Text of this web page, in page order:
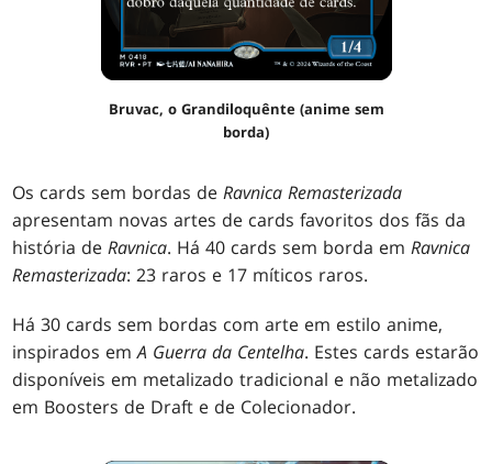
Bruvac, o Grandiloquênte (anime sem
borda)
Os cards sem bordas deRavnica Remasterizada
apresentam novas artes de cards favoritos dos fãs da
história deRavnica. Há 40 cards sem borda emRavnica
Remasterizada: 23 raros e 17 míticos raros.
Há 30 cards sem bordas com arte em estilo anime,
inspirados emA Guerra da Centelha. Estes cards estarão
disponíveis em metalizado tradicional e não metalizado
em Boosters de Draft e de Colecionador.